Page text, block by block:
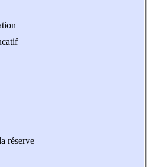
réserve